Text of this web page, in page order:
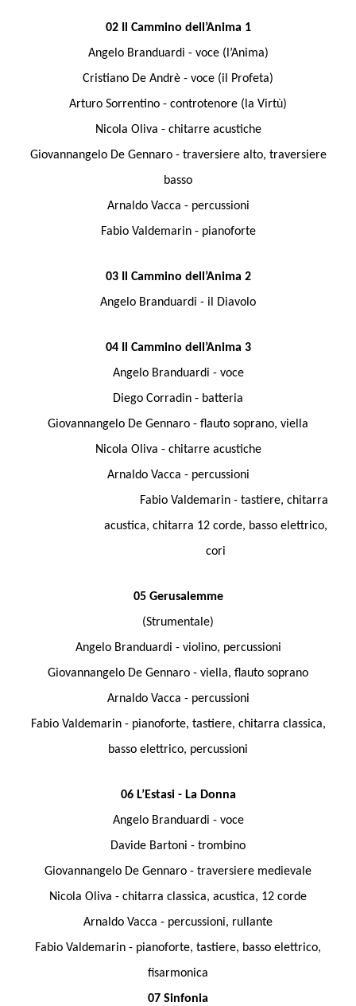
02 Il Cammino dell’Anima 1
Angelo Branduardi - voce (l’Anima)
Cristiano De Andrè - voce (il Profeta)
Arturo Sorrentino - controtenore (la Virtù)
Nicola Oliva - chitarre acustiche
Giovannangelo De Gennaro - traversiere alto, traversiere
basso
Arnaldo Vacca - percussioni
Fabio Valdemarin - pianoforte
03 Il Cammino dell’Anima 2
Angelo Branduardi - il Diavolo
04 Il Cammino dell’Anima 3
Angelo Branduardi - voce
Diego Corradin - batteria
Giovannangelo De Gennaro - flauto soprano, viella
Nicola Oliva - chitarre acustiche
Arnaldo Vacca - percussioni
Fabio Valdemarin - tastiere, chitarra
acustica, chitarra 12 corde, basso elettrico,
cori
05 Gerusalemme
(Strumentale)
Angelo Branduardi - violino, percussioni
Giovannangelo De Gennaro - viella, flauto soprano
Arnaldo Vacca - percussioni
Fabio Valdemarin - pianoforte, tastiere, chitarra classica,
basso elettrico, percussioni
06 L’Estasi - La Donna
Angelo Branduardi - voce
Davide Bartoni - trombino
Giovannangelo De Gennaro - traversiere medievale
Nicola Oliva - chitarra classica, acustica, 12 corde
Arnaldo Vacca - percussioni, rullante
Fabio Valdemarin - pianoforte, tastiere, basso elettrico,
fisarmonica
07 Sinfonia